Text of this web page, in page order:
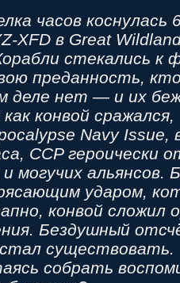
часов коснулась
XFD в Great
стекались
преданность,
деле нет — и их
конвой
Navy Issue,
CCP героически
и могучих
ударом,
конвой сложил
Бездушный
собрать